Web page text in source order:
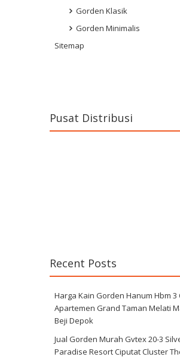
Gorden Klasik
Gorden Minimalis
Sitemap
Pusat Distribusi
Recent Posts
Harga Kain Gorden Hanum Hbm 3
Apartemen Grand Taman Melati
Beji Depok
Jual Gorden Murah Gvtex 20-3
Paradise Resort Ciputat Cluster